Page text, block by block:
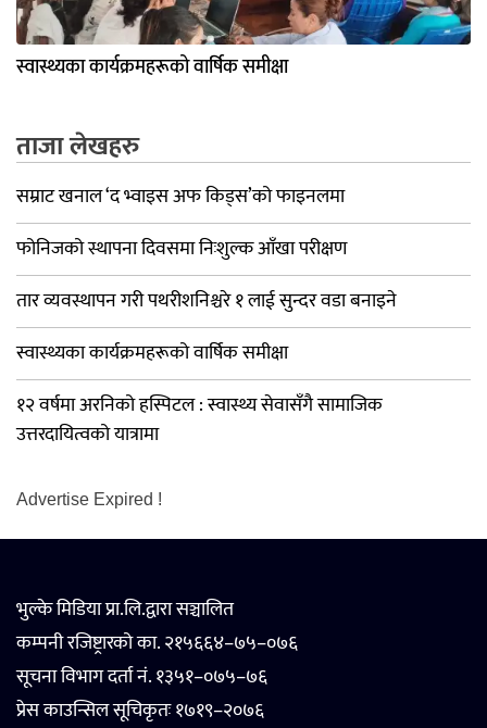
स्वास्थ्यका कार्यक्रमहरूको वार्षिक समीक्षा
ताजा लेखहरु
सम्राट खनाल ‘द भ्वाइस अफ किड्स’को फाइनलमा
फोनिजको स्थापना दिवसमा निःशुल्क आँखा परीक्षण
तार व्यवस्थापन गरी पथरीशनिश्चरे १ लाई सुन्दर वडा बनाइने
स्वास्थ्यका कार्यक्रमहरूको वार्षिक समीक्षा
१२ वर्षमा अरनिको हस्पिटल : स्वास्थ्य सेवासँगै सामाजिक
उत्तरदायित्वको यात्रामा
Advertise Expired !
भुल्के मिडिया प्रा.लि.द्वारा सञ्चालित
कम्पनी रजिष्ट्रारको का. २१५६६४–७५–०७६
सूचना विभाग दर्ता नं. १३५१–०७५–७६
प्रेस काउन्सिल सूचिकृतः १७१९–२०७६